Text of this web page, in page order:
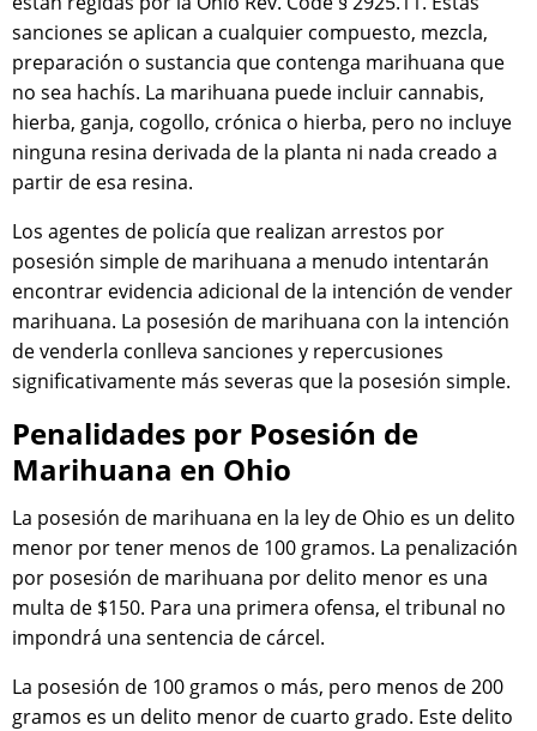
sanciones se aplican a cualquier compuesto, mezcla,
preparación o sustancia que contenga marihuana que
no sea hachís. La marihuana puede incluir cannabis,
hierba, ganja, cogollo, crónica o hierba, pero no incluye
ninguna resina derivada de la planta ni nada creado a
partir de esa resina.
Los agentes de policía que realizan arrestos por
posesión simple de marihuana a menudo intentarán
encontrar evidencia adicional de la intención de vender
marihuana. La posesión de marihuana con la intención
de venderla conlleva sanciones y repercusiones
significativamente más severas que la posesión simple.
Penalidades por Posesión de
Marihuana en Ohio
La posesión de marihuana en la ley de Ohio es un delito
menor por tener menos de 100 gramos. La penalización
por posesión de marihuana por delito menor es una
multa de $150. Para una primera ofensa, el tribunal no
impondrá una sentencia de cárcel.
La posesión de 100 gramos o más, pero menos de 200
gramos es un delito menor de cuarto grado. Este delito